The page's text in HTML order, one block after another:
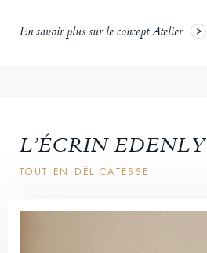
En savoir plus sur le concept Atelier
L’ÉCRIN EDENLY
TOUT EN DÉLICATESSE